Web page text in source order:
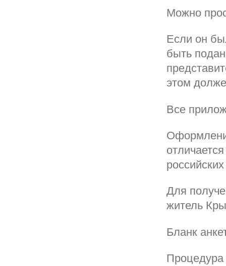
Можно
Если он
быть
этом
Все
Для
житель
Бланк
Процедура